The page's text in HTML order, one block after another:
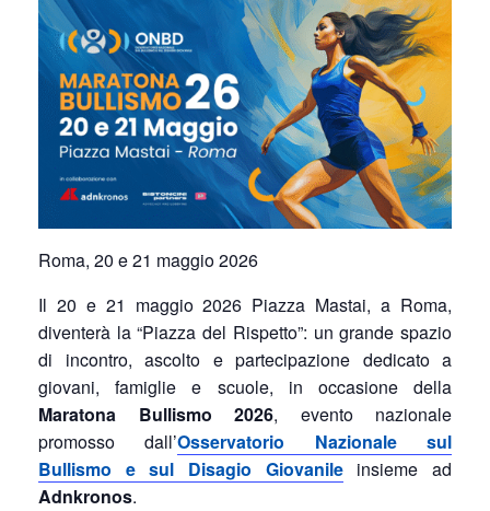
Roma, 20 e 21 maggio 2026
Il 20 e 21 maggio 2026 Piazza Mastai, a Roma,
diventerà la “Piazza del Rispetto”: un grande spazio
di incontro, ascolto e partecipazione dedicato a
giovani, famiglie e scuole, in occasione della
Maratona Bullismo 2026, evento nazionale
promosso dall’Osservatorio Nazionale sul
Bullismo e sul Disagio Giovanileinsieme ad
Adnkronos.